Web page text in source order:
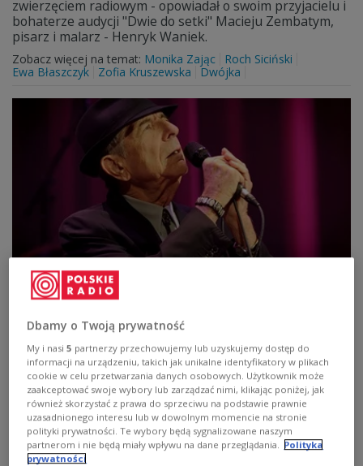
zwierzęciem radiowym - opowiadał o swoim przyjacielu i
bohaterze audycji "Dwie do setki" Macieju Zembatym,
pisarz i malarz - Henryk Waniek.
Zobacz więcej na temat: Monika Zając
Roch Siciński
Ewa Błaszczyk
Zofia Kruszewska Dwójka
Leonard Cohen. Jego głosu nie da się
zapomnieć
Cztery lata temu, 7 listopada 2016 roku zmarł Leonard
Norman Cohen, jeden z największych bardów
współczesnej muzyki.
Zobacz więcej na temat:muzyka rozrywkowa Leonard Cohen
HISTORIA
Dbamy o Twoją prywatność
My i nasi5 partnerzy przechowujemy lub uzyskujemy dostęp do
informacji na urządzeniu, takich jak unikalne identyfikatory w plikach
cookie w celu przetwarzania danych osobowych. Użytkownik może
zaakceptować swoje wybory lub zarządzać nimi, klikając poniżej, jak
również skorzystać z prawa do sprzeciwu na podstawie prawnie
uzasadnionego interesu lub w dowolnym momencie na stronie
polityki prywatności. Te wybory będą sygnalizowane naszym
partnerom i nie będą miały wpływu na dane przeglądania. Polityka
prywatności